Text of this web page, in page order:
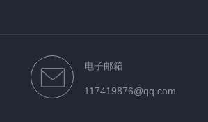
电子邮箱
117419876@qq.com